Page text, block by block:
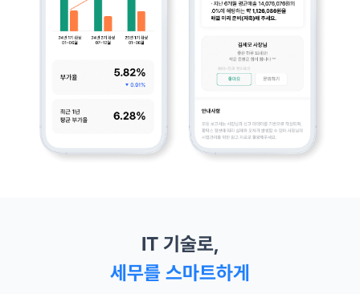
IT 기술로,
세무를 스마트하게